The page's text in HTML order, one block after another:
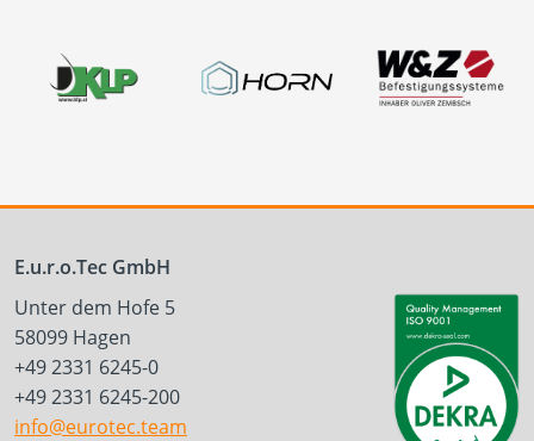
E.u.r.o.Tec GmbH
Unter dem Hofe 5
58099 Hagen
+49 2331 6245-0
+49 2331 6245-200
info@eurotec.team